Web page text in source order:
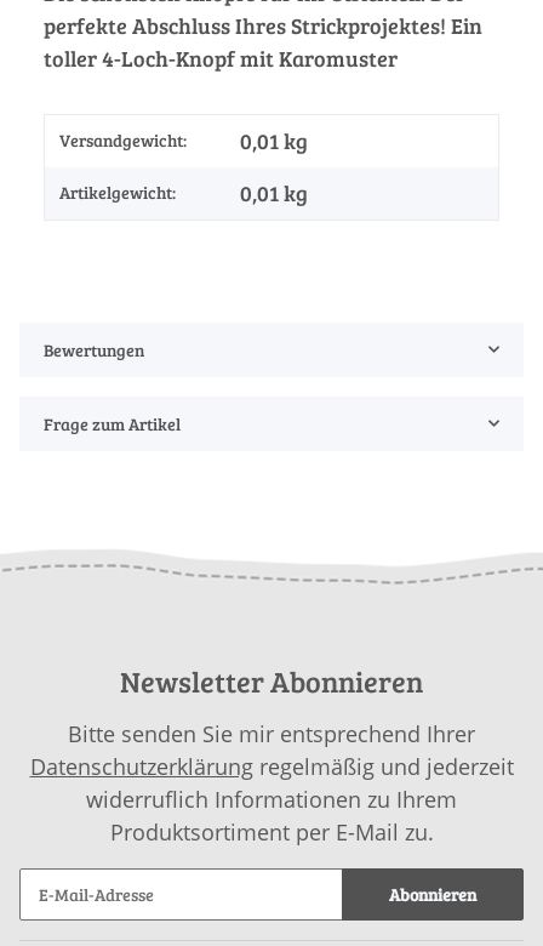
perfekte Abschluss Ihres Strickprojektes! Ein
toller 4-Loch-Knopf mit Karomuster
Versandgewicht: 0,01 kg
Artikelgewicht: 0,01kg
Bewertungen
Frage zum Artikel
Newsletter Abonnieren
Bitte senden Sie mir entsprechend Ihrer
Datenschutzerklärungregelmäßig und jederzeit
widerruflich Informationen zu Ihrem
Produktsortiment per E-Mail zu.
Abonnieren